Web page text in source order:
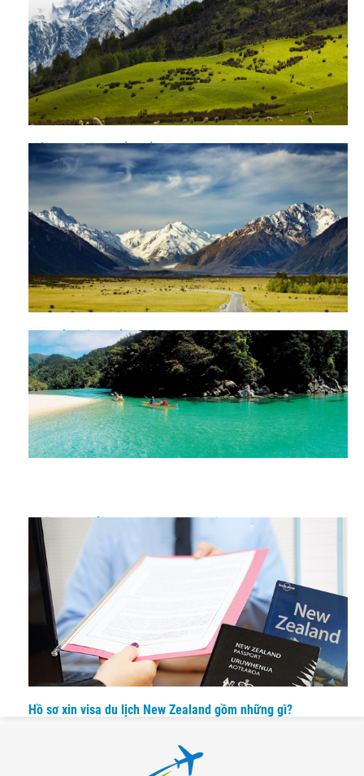
Giải đáp những thắc mắc thường gặp khi xin visa đi new
Zealand
Chia sẻ những thủ tục xin visa New Zealand
Những câu hỏi thường gặp khi xin visa New Zealand
Hồ sơ xin visa du lịch New Zealand gồm những gì?